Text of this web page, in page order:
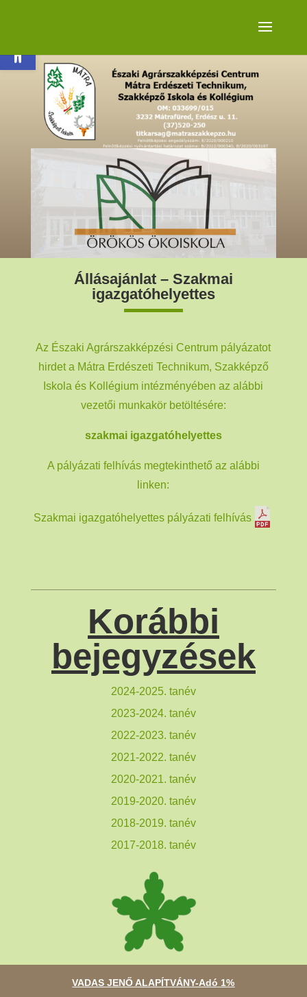
Állásajánlat – Szakmai
igazgatóhelyettes
Az Északi Agrárszakképzési Centrum pályázatot
hirdet a Mátra Erdészeti Technikum, Szakképző
Iskola és Kollégium intézményében az alábbi
vezetői munkakör betöltésére:
szakmai igazgatóhelyettes
A pályázati felhívás megtekinthető az alábbi
linken:
Szakmai igazgatóhelyettes pályázati felhívás
Korábbi
bejegyzések
2024-2025. tanév
2023-2024. tanév
2022-2023. tanév
2021-2022. tanév
2020-2021. tanév
2019-2020. tanév
2018-2019. tanév
2017-2018. tanév
VADAS JENŐ ALAPÍTVÁNY-Adó 1%